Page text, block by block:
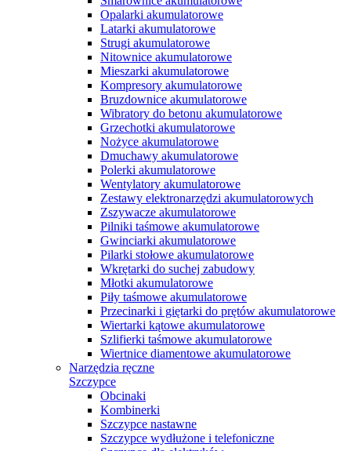
Opalarki akumulatorowe
Latarki akumulatorowe
Strugi akumulatorowe
Nitownice akumulatorowe
Mieszarki akumulatorowe
Kompresory akumulatorowe
Bruzdownice akumulatorowe
Wibratory do betonu akumulatorowe
Grzechotki akumulatorowe
Nożyce akumulatorowe
Dmuchawy akumulatorowe
Polerki akumulatorowe
Wentylatory akumulatorowe
Zestawy elektronarzędzi akumulatorowych
Zszywacze akumulatorowe
Pilniki taśmowe akumulatorowe
Gwinciarki akumulatorowe
Pilarki stołowe akumulatorowe
Wkrętarki do suchej zabudowy
Młotki akumulatorowe
Piły taśmowe akumulatorowe
Przecinarki i giętarki do prętów akumulatorowe
Wiertarki kątowe akumulatorowe
Szlifierki taśmowe akumulatorowe
Wiertnice diamentowe akumulatorowe
Narzędzia ręczne
Szczypce
Obcinaki
Kombinerki
Szczypce nastawne
Szczypce wydłużone i telefoniczne